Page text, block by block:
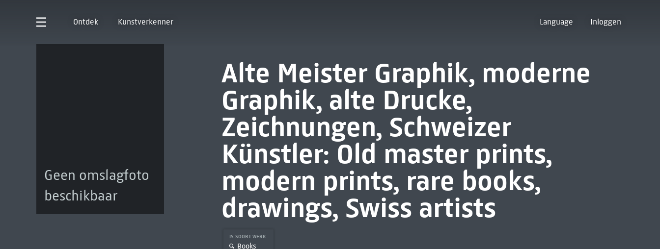
Ontdek Kunstverkenner Language Inloggen
Geen omslagfoto
beschikbaar
Alte Meister Graphik, moderne
Graphik, alte Drucke,
Zeichnungen, Schweizer
Künstler: Old master prints,
modern prints, rare books,
drawings, Swiss artists
IS SOORT WERK
Books